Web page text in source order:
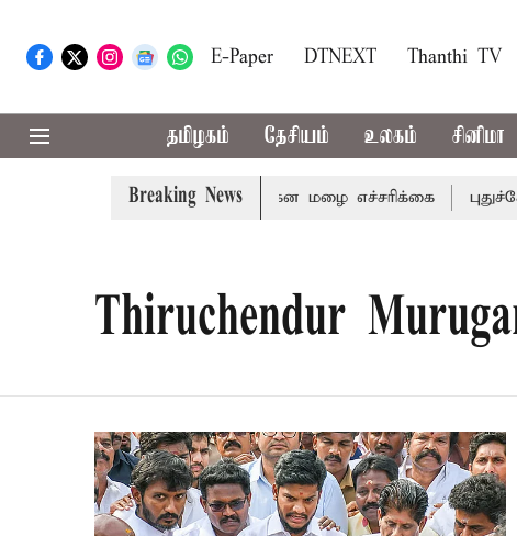
E-Paper DTNEXT Thanthi TV
தமிழகம் தேசியம் உலகம் சினிமா
Breaking News
ஆகிய மாவட்டங்களுக்கு கன மழை எச்சரிக்கை
Thiruchendur